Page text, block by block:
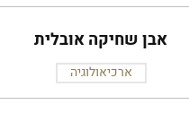
אבן שחיקה אובלית
ארכיאולוגיה